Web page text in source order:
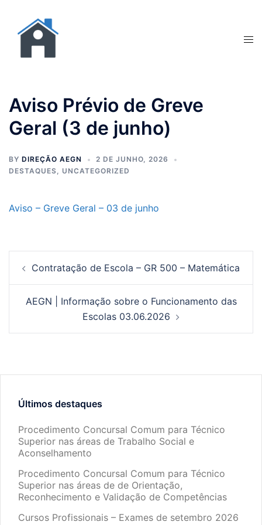
Aviso Prévio de Greve
Geral (3 de junho)
BY DIREÇÃO AEGN
2 DE JUNHO, 2026
DESTAQUES, UNCATEGORIZED
Aviso – Greve Geral – 03 de junho
Contratação de Escola – GR 500 – Matemática
AEGN | Informação sobre o Funcionamento das
Escolas 03.06.2026
Últimos destaques
Procedimento Concursal Comum para Técnico
Superior nas áreas de Trabalho Social e
Aconselhamento
Procedimento Concursal Comum para Técnico
Superior nas áreas de de Orientação,
Reconhecimento e Validação de Competências
Cursos Profissionais – Exames de setembro 2026